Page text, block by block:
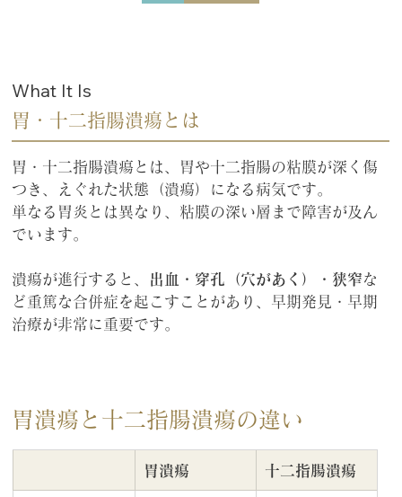
What It Is
胃・十二指腸潰瘍とは
胃・十二指腸潰瘍とは、胃や十二指腸の粘膜が深く傷
つき、えぐれた状態（潰瘍）になる病気です。
単なる胃炎とは異なり、粘膜の深い層まで障害が及ん
でいます。
潰瘍が進行すると、 出血・穿孔（穴があく）・狭窄な
ど重篤な合併症を起こすことがあり、早期発見・早期
治療が非常に重要です。
胃潰瘍と十二指腸潰瘍の違い
胃潰瘍 十二指腸潰瘍